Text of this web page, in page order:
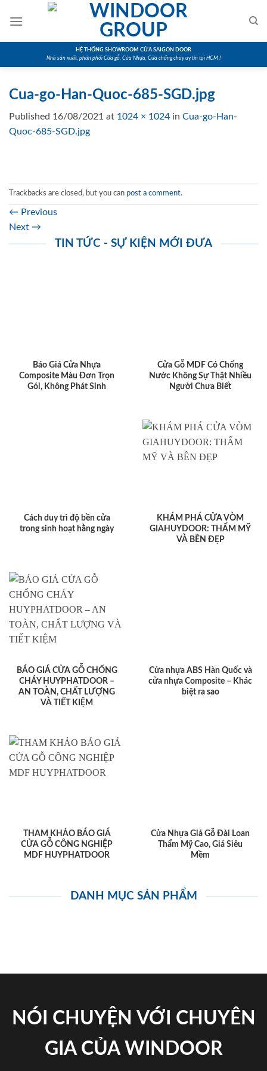
HỆ THỐNG SHOWROOM CỬA SAIGON DOOR
Nhà sản xuất, phân phối Cửa gỗ, Cửa Nhựa, Cửa chống cháy uy tín tại HCM !
Cua-go-Han-Quoc-685-SGD.jpg
Published 16/08/2021 at 1024 × 1024 in Cua-go-Han-
Quoc-685-SGD.jpg
Trackbacks are closed, but you can post a comment.
← Previous
Next →
TIN TỨC - SỰ KIỆN MỚI ĐƯA
Báo Giá Cửa Nhựa
Composite Màu Đơn Trọn
Gói, Không Phát Sinh
Cửa Gỗ MDF Có Chống
Nước Không Sự Thật Nhiều
Người Chưa Biết
Cách duy trì độ bền cửa
trong sinh hoạt hằng ngày
KHÁM PHÁ CỬA VÒM
GIAHUYDOOR: THẨM MỸ
VÀ BỀN ĐẸP
BÁO GIÁ CỬA GỖ CHỐNG
CHÁY HUYPHATDOOR –
AN TOÀN, CHẤT LƯỢNG
VÀ TIẾT KIỆM
Cửa nhựa ABS Hàn Quốc và
cửa nhựa Composite – Khác
biệt ra sao
THAM KHẢO BÁO GIÁ
CỬA GỖ CÔNG NGHIỆP
MDF HUYPHATDOOR
Cửa Nhựa Giả Gỗ Đài Loan
Thẩm Mỹ Cao, Giá Siêu
Mềm
DANH MỤC SẢN PHẨM
NÓI CHUYỆN VỚI CHUYÊN
GIA CỦA WINDOOR